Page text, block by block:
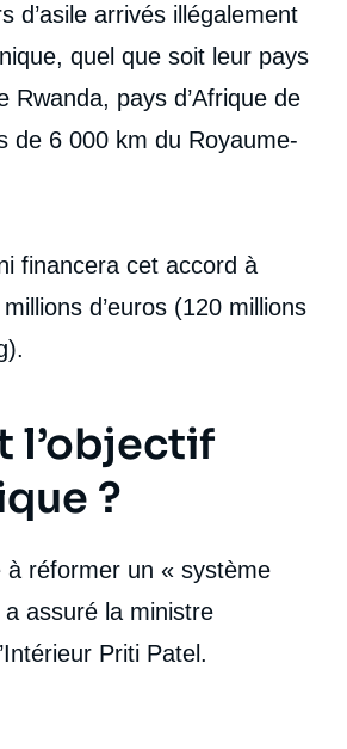
d’asile arrivés illégalement
quel que soit leur pays
Rwanda, pays d’Afrique de
de 6 000 km du Royaume-
financera cet accord à
d’euros (120 millions
l’objectif
?
à réformer un « système
a assuré la ministre
Priti Patel.